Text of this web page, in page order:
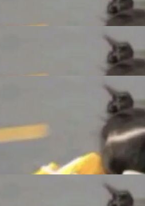
量提升 41%，每 token
，而是真正听懂。通过
言识别覆盖粤语、吴语
版本。 Changes/fixe
个问题 为避免音频加
格式将被拒绝 修复了 C
在的问题 如果表单中
树中，则它们将不再关
他利用 AI 工具（如 Co
正式发版的 PG 19，则
PG 18 Beta1 时间点
样交由 AI 分析提炼。
人满意。这一方法也为
踪新版本的思路。
工作、家务、社交生活
是 libexpat 维护者 S
客里的话。8 月 4 日，
2026 年 8 月 1 日起，
了，最长 6 个月。发
，具体更新内容如
包含多项增强功能：